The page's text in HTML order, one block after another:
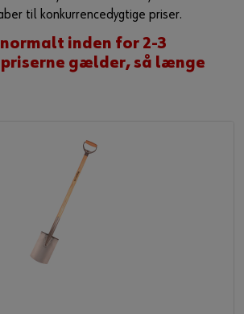
til selvvalgt brugernavn
eller
en online kunde?
/ Opret online bruger
til konkurrencedygtige priser.
normalt inden for 2-3
priserne gælder, så længe